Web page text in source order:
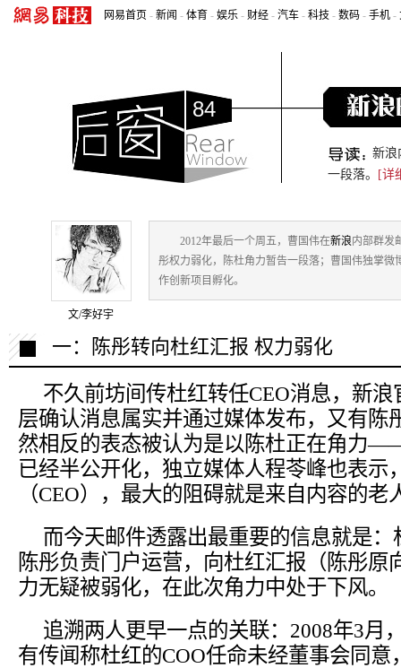
网易首页 - 新闻 - 体育 - 娱乐 - 财经 - 汽车 - 科技 - 数码 - 手机 -
新浪
一段落。
[详
84
文/李好宇
2012年最后一个周五，曹国伟在新浪 内部群发
彤权力弱化，陈杜角力暂告一段落；曹国伟独掌
作创新项目孵化。
一：陈彤转向杜红汇报 权力弱化
不久前坊间传杜红转任CEO消息，新
层确认消息属实并通过媒体发布，又有陈
然相反的表态被认为是以陈杜正在角力
已经半公开化，独立媒体人程苓峰也表示
（CEO），最大的阻碍就是来自内容的老
而今天邮件透露出最重要的信息就是
陈彤负责门户运营，向杜红汇报（陈彤原
力无疑被弱化，在此次角力中处于下风。
追溯两人更早一点的关联：2008年3月
有传闻称杜红的COO任命未经董事会同